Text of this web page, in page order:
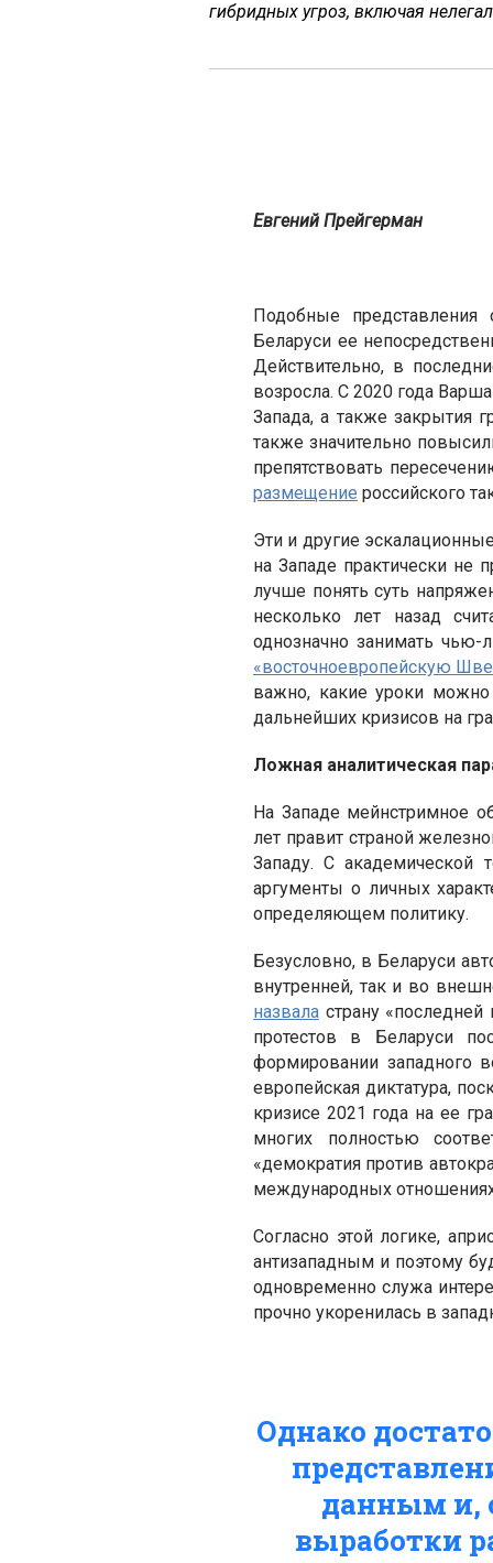
гибридных угроз, включая
Евгений Прейгерман
Подобные
Беларуси ее
Действительно, в
возросла. С 2020 года
Запада, а также закрытия
также значительно
препятствовать
размещение российского
Эти и другие
на Западе практически не
лучше понять суть
несколько лет назад
однозначно занимать чью-
«восточноевропейскую
важно, какие уроки можно
дальнейших кризисов на
Ложная аналитическая
На Западе мейнстримное
лет правит страной
Западу. С академической
аргументы о личных
определяющем политику.
Безусловно, в Беларуси
внутренней, так и во
назвала страну
протестов в Беларуси
формировании западного
европейская диктатура,
кризисе 2021 года на ее
многих полностью
«демократия против
международных
Согласно этой логике,
антизападным и поэтому
одновременно служа
прочно укоренилась в
Однако
данным и,
выработки